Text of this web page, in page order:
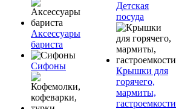
Аксессуары
бариста
Сифоны
Детская
посуда
Крышки для
горячего,
мармиты,
гастроемкости